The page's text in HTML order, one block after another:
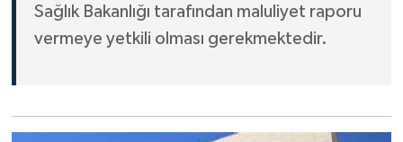
Sağlık Bakanlığı tarafından maluliyet raporu
vermeye yetkili olması gerekmektedir.